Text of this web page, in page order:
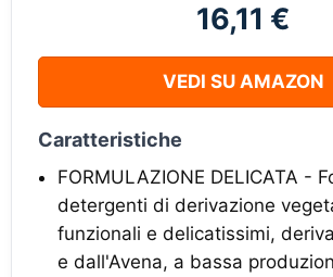
16,11 €
VEDI SU AMAZON
Caratteristiche
FORMULAZIONE DELICATA -
detergenti di derivazione
funzionali e delicatissimi,
e dall'Avena, a bassa